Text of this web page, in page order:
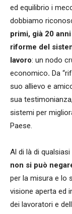
ed equilibrio i
dobbiamo
primi, già 20
riforme del
lavoro: un nodo
economico. Da
suo allievo e
sua
sistemi per
Paese.
Al di là di
non si può
per la misura e lo
visione aperta ed
dei lavoratori e